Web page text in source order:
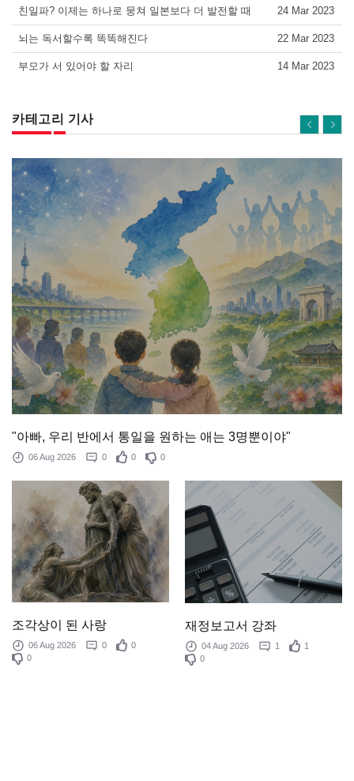
친일파? 이제는 하나로 뭉쳐 일본보다 더 발전할 때 24 Mar 2023
뇌는 독서할수록 똑똑해진다 22 Mar 2023
부모가 서 있어야 할 자리 14 Mar 2023
카테고리 기사
"아빠, 우리 반에서 통일을 원하는 애는 3명뿐이야"
06 Aug 2026 0 0 0
조각상이 된 사랑
06 Aug 2026 0
0
0
재정보고서 강좌
04 Aug 2026 1
1
0